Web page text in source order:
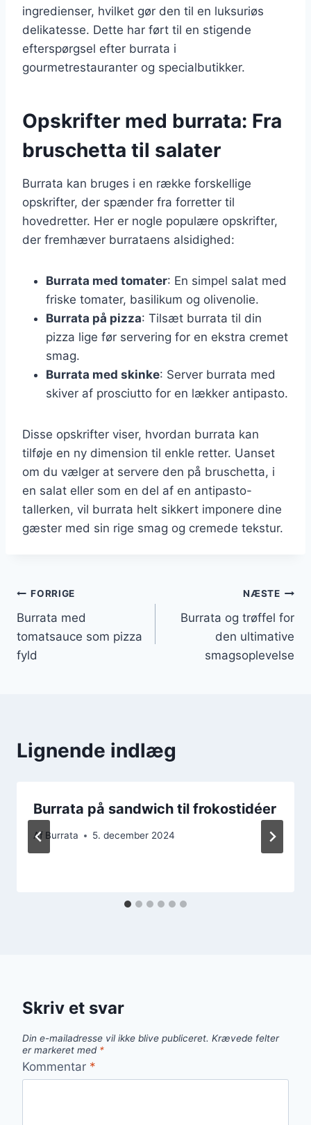
ingredienser, hvilket gør den til en luksuriøs
delikatesse. Dette har ført til en stigende
efterspørgsel efter burrata i
gourmetrestauranter og specialbutikker.
Opskrifter med burrata: Fra
bruschetta til salater
Burrata kan bruges i en række forskellige
opskrifter, der spænder fra forretter til
hovedretter. Her er nogle populære opskrifter,
der fremhæver burrataens alsidighed:
Burrata med tomater: En simpel salat med
friske tomater, basilikum og olivenolie.
Burrata på pizza: Tilsæt burrata til din
pizza lige før servering for en ekstra cremet
smag.
Burrata med skinke: Server burrata med
skiver af prosciutto for en lækker antipasto.
Disse opskrifter viser, hvordan burrata kan
tilføje en ny dimension til enkle retter. Uanset
om du vælger at servere den på bruschetta, i
en salat eller som en del af en antipasto-
tallerken, vil burrata helt sikkert imponere dine
gæster med sin rige smag og cremede tekstur.
Indlægsnavigation
FORRIGE
Burrata med
tomatsauce som pizza
fyld
NÆSTE
Burrata og trøffel for
den ultimative
smagsoplevelse
Lignende indlæg
Burrata på sandwich til frokostidéer
Af Burrata 5. december 2024
Skriv et svar
Din e-mailadresse vil ikke blive publiceret. Krævede felter
er markeret med *
Kommentar *